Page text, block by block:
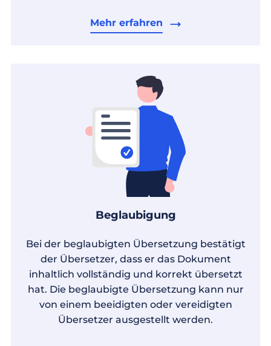
Mehr erfahren
Beglaubigung
Bei der beglaubigten Übersetzung bestätigt
der Übersetzer, dass er das Dokument
inhaltlich vollständig und korrekt übersetzt
hat. Die beglaubigte Übersetzung kann nur
von einem beeidigten oder vereidigten
Übersetzer ausgestellt werden.